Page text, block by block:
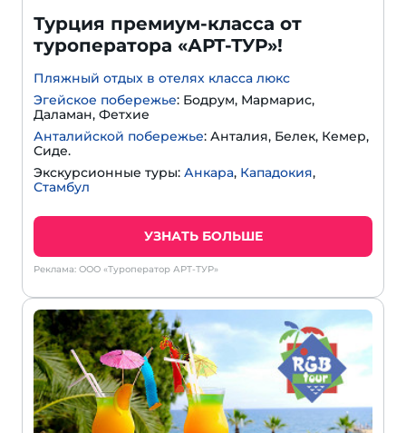
Турция премиум-класса от
туроператора «АРТ-ТУР»!
Пляжный отдых в отелях класса люкс
Эгейское побережье: Бодрум, Мармарис,
Даламан, Фетхие
Анталийской побережье: Анталия, Белек, Кемер,
Сиде.
Экскурсионные туры: Анкара, Кападокия,
Стамбул
УЗНАТЬ БОЛЬШЕ
Реклама: ООО «Туроператор АРТ-ТУР»